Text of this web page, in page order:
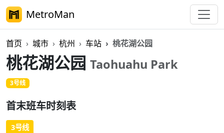
MetroMan
首页 城市 杭州 车站 桃花湖公园
桃花湖公园 Taohuahu Park
3号线
首末班车时刻表
3号线